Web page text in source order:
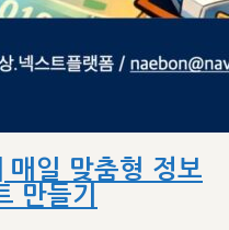
매일 맞춤형 정보
만들기